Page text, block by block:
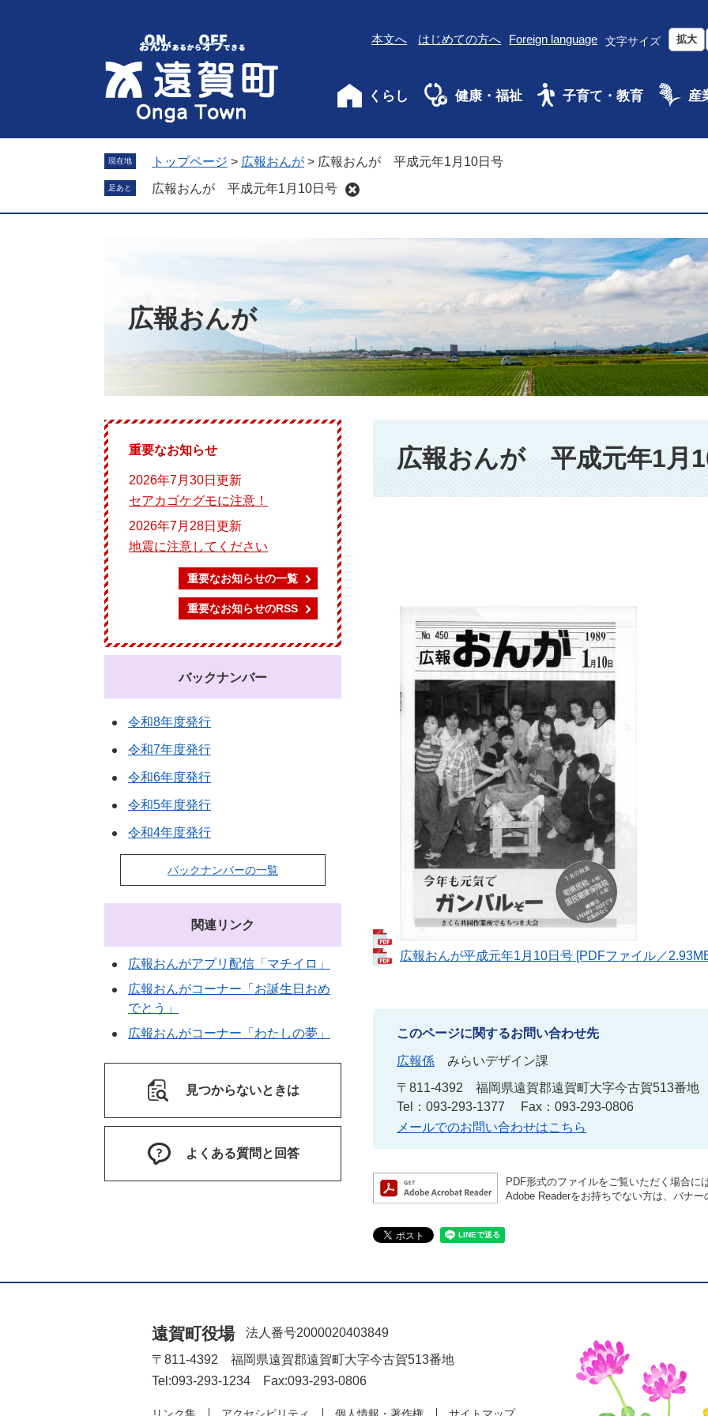
す
し
へ
本文へ はじめての方へ Foreign language 文字サイズ 拡大
くらし 健康・福祉 子育て・教育 産
現在地 トップページ > 広報おんが > 広報おんが 平成元年1月10日号
足あと 広報おんが 平成元年1月10日号
広報おんが
広報おんが 平成元年1月
広報おんが平成元年1月10日号 [PDFファイル／
このページに関するお問い合わせ先
広報係
みらいデザイン課
〒811-4392
福岡県遠賀郡遠賀町大字今古賀513番地
Tel：093-293-1377
Fax：093-293-0806
メールでのお問い合わせはこちら
PDF形式のファイルをご覧いただく場合に
Adobe Readerをお持ちでない方は、バナ
重要なお知らせ
2026年7月30日更新
セアカゴケグモに注意！
2026年7月28日更新
地震に注意してください
重要なお知らせの一覧
重要なお知らせのRSS
バックナンバー
令和8年度発行
令和7年度発行
令和6年度発行
令和5年度発行
令和4年度発行
バックナンバーの一覧
関連リンク
広報おんがアプリ配信「マチイロ」
広報おんがコーナー「お誕生日おめ
でとう」
広報おんがコーナー「わたしの夢」
見つからないときは
よくある質問と回答
遠賀町役場
法人番号2000020403849
〒811-4392 福岡県遠賀郡遠賀町大字今古賀513番地
Tel:093-293-1234 Fax:093-293-0806
リンク集 アクセシビリティ 個人情報・著作権 サイトマップ